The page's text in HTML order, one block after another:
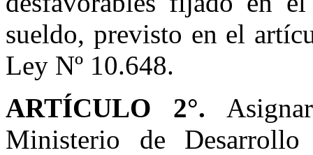
sueldo, previsto en el
Ley Nº 10.648.
ARTÍCULO 2°.
Ministerio de